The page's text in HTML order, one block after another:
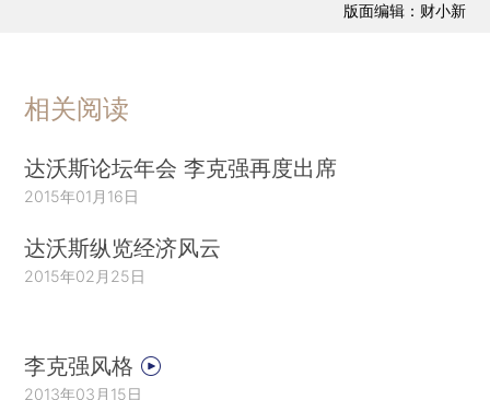
版面编辑：财小新
相关阅读
达沃斯论坛年会 李克强再度出席
2015年01月16日
达沃斯纵览经济风云
2015年02月25日
李克强风格
2013年03月15日